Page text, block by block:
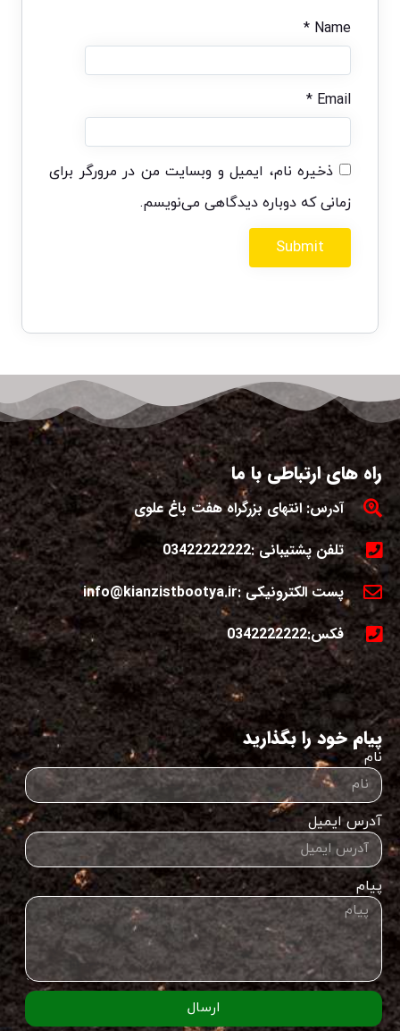
Name
*
Email
*
ذخیره نام، ایمیل و وبسایت من در مرورگر برای
زمانی که دوباره دیدگاهی می‌نویسم.
راه های ارتباطی با ما
آدرس: انتهای بزرگراه هفت باغ علوی
تلفن پشتیبانی :03422222222
پست الکترونیکی :info@kianzistbootya.ir
فکس:0342222222
پیام خود را بگذارید
نام
آدرس ایمیل
پیام
ارسال